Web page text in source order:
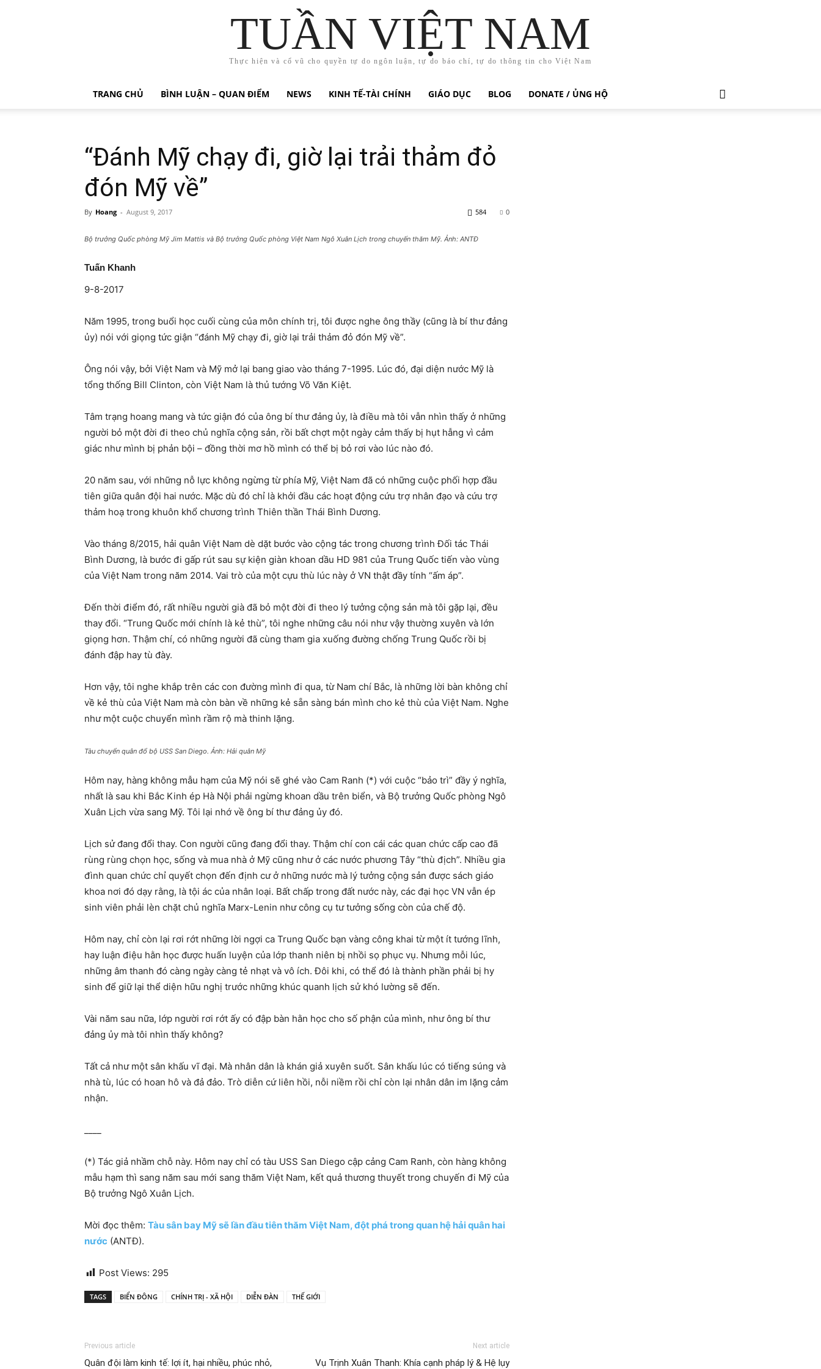
TUẦN VIỆT NAM
Thực hiện và cổ vũ cho quyền tự do ngôn luận, tự do báo chí, tự do thông tin cho Việt Nam
TRANG CHỦ BÌNH LUẬN – QUAN ĐIỂM NEWS KINH TẾ-TÀI CHÍNH GIÁO DỤC BLOG DONATE / ỦNG HỘ
“Đánh Mỹ chạy đi, giờ lại trải thảm đỏ
đón Mỹ về”
By Hoang - August 9, 2017 0
584
Bộ trưởng Quốc phòng Mỹ Jim Mattis và Bộ trưởng Quốc phòng Việt Nam Ngô Xuân Lịch trong chuyến thăm Mỹ. Ảnh: ANTĐ
Tuấn Khanh
9-8-2017
Năm 1995, trong buổi học cuối cùng của môn chính trị, tôi được nghe ông thầy (cũng là bí thư đảng
ủy) nói với giọng tức giận “đánh Mỹ chạy đi, giờ lại trải thảm đỏ đón Mỹ về”.
Ông nói vậy, bởi Việt Nam và Mỹ mở lại bang giao vào tháng 7-1995. Lúc đó, đại diện nước Mỹ là
tổng thống Bill Clinton, còn Việt Nam là thủ tướng Võ Văn Kiệt.
Tâm trạng hoang mang và tức giận đó của ông bí thư đảng ủy, là điều mà tôi vẫn nhìn thấy ở những
người bỏ một đời đi theo chủ nghĩa cộng sản, rồi bất chợt một ngày cảm thấy bị hụt hẫng vì cảm
giác như mình bị phản bội – đồng thời mơ hồ mình có thể bị bỏ rơi vào lúc nào đó.
20 năm sau, với những nỗ lực không ngừng từ phía Mỹ, Việt Nam đã có những cuộc phối hợp đầu
tiên giữa quân đội hai nước. Mặc dù đó chỉ là khởi đầu các hoạt động cứu trợ nhân đạo và cứu trợ
thảm hoạ trong khuôn khổ chương trình Thiên thần Thái Bình Dương.
Vào tháng 8/2015, hải quân Việt Nam dè dặt bước vào cộng tác trong chương trình Đối tác Thái
Bình Dương, là bước đi gấp rút sau sự kiện giàn khoan dầu HD 981 của Trung Quốc tiến vào vùng
của Việt Nam trong năm 2014. Vai trò của một cựu thù lúc này ở VN thật đầy tính “ấm áp”.
Đến thời điểm đó, rất nhiều người già đã bỏ một đời đi theo lý tưởng cộng sản mà tôi gặp lại, đều
thay đổi. “Trung Quốc mới chính là kẻ thù”, tôi nghe những câu nói như vậy thường xuyên và lớn
giọng hơn. Thậm chí, có những người đã cùng tham gia xuống đường chống Trung Quốc rồi bị
đánh đập hay tù đày.
Hơn vậy, tôi nghe khắp trên các con đường mình đi qua, từ Nam chí Bắc, là những lời bàn không chỉ
về kẻ thù của Việt Nam mà còn bàn về những kẻ sẵn sàng bán mình cho kẻ thù của Việt Nam. Nghe
như một cuộc chuyển mình rầm rộ mà thinh lặng.
Tàu chuyển quân đổ bộ USS San Diego. Ảnh: Hải quân Mỹ
Hôm nay, hàng không mẫu hạm của Mỹ nói sẽ ghé vào Cam Ranh (*) với cuộc “bảo trì” đầy ý nghĩa,
nhất là sau khi Bắc Kinh ép Hà Nội phải ngừng khoan dầu trên biển, và Bộ trưởng Quốc phòng Ngô
Xuân Lịch vừa sang Mỹ. Tôi lại nhớ về ông bí thư đảng ủy đó.
Lịch sử đang đổi thay. Con người cũng đang đổi thay. Thậm chí con cái các quan chức cấp cao đã
rùng rùng chọn học, sống và mua nhà ở Mỹ cũng như ở các nước phương Tây “thù địch”. Nhiều gia
đình quan chức chỉ quyết chọn đến định cư ở những nước mà lý tưởng cộng sản được sách giáo
khoa nơi đó dạy rằng, là tội ác của nhân loại. Bất chấp trong đất nước này, các đại học VN vẫn ép
sinh viên phải lèn chặt chủ nghĩa Marx-Lenin như công cụ tư tưởng sống còn của chế độ.
Hôm nay, chỉ còn lại rơi rớt những lời ngợi ca Trung Quốc bạn vàng công khai từ một ít tướng lĩnh,
hay luận điệu hằn học được huấn luyện của lớp thanh niên bị nhồi sọ phục vụ. Nhưng mỗi lúc,
những âm thanh đó càng ngày càng tẻ nhạt và vô ích. Đôi khi, có thể đó là thành phần phải bị hy
sinh để giữ lại thể diện hữu nghị trước những khúc quanh lịch sử khó lường sẽ đến.
Vài năm sau nữa, lớp người rơi rớt ấy có đập bàn hằn học cho số phận của mình, như ông bí thư
đảng ủy mà tôi nhìn thấy không?
Tất cả như một sân khấu vĩ đại. Mà nhân dân là khán giả xuyên suốt. Sân khấu lúc có tiếng súng và
nhà tù, lúc có hoan hô và đả đảo. Trò diễn cứ liên hồi, nỗi niềm rồi chỉ còn lại nhân dân im lặng cảm
nhận.
(*) Tác giả nhầm chỗ này. Hôm nay chỉ có tàu USS San Diego cập cảng Cam Ranh, còn hàng không
mẫu hạm thì sang năm sau mới sang thăm Việt Nam, kết quả thương thuyết trong chuyến đi Mỹ của
Bộ trưởng Ngô Xuân Lịch.
Mời đọc thêm: Tàu sân bay Mỹ sẽ lần đầu tiên thăm Việt Nam, đột phá trong quan hệ hải quân hai
nước (ANTĐ).
Post Views: 295
TAGS BIỂN ĐÔNG CHÍNH TRỊ - XÃ HỘI DIỄN ĐÀN THẾ GIỚI
Previous article
Quân đội làm kinh tế: lợi ít, hại nhiều, phúc nhỏ,
Next article
Vụ Trịnh Xuân Thanh: Khía cạnh pháp lý & Hệ lụy